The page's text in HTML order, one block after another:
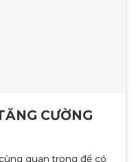
CƯỜNG
quan trọng để có